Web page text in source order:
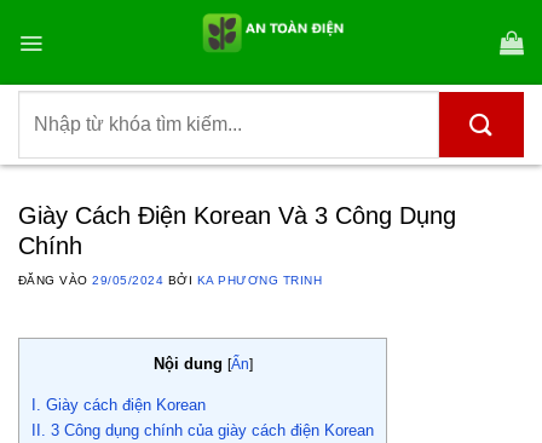
qua
dung
kiếm:
Giày Cách Điện Korean Và 3 Công Dụng
Chính
ĐĂNG VÀO29/05/2024 BỞI KA PHƯƠNG TRINH
Nội dung [Ẩn]
I. Giày cách điện Korean
II. 3 Công dụng chính của giày cách điện Korean